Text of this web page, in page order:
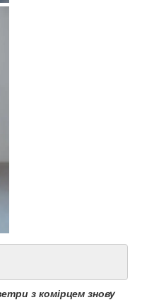
з комірцем знову